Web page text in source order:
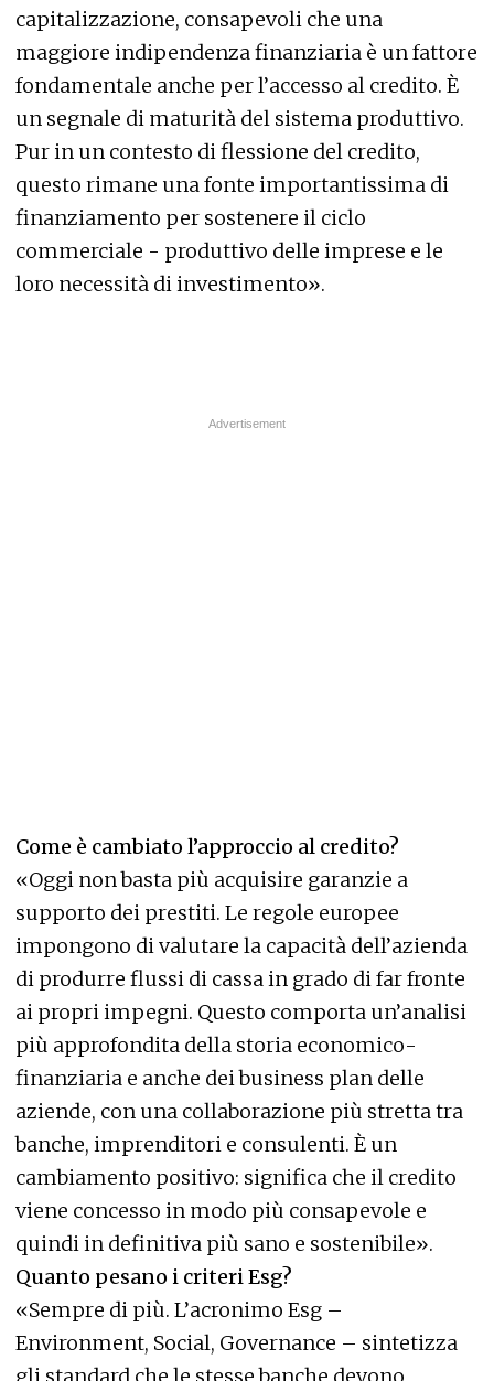
capitalizzazione, consapevoli che una
maggiore indipendenza finanziaria è un fattore
fondamentale anche per l’accesso al credito. È
un segnale di maturità del sistema produttivo.
Pur in un contesto di flessione del credito,
questo rimane una fonte importantissima di
finanziamento per sostenere il ciclo
commerciale - produttivo delle imprese e le
loro necessità di investimento».
Come è cambiato l’approccio al credito?
«Oggi non basta più acquisire garanzie a
supporto dei prestiti. Le regole europee
impongono di valutare la capacità dell’azienda
di produrre flussi di cassa in grado di far fronte
ai propri impegni. Questo comporta un’analisi
più approfondita della storia economico-
finanziaria e anche dei business plan delle
aziende, con una collaborazione più stretta tra
banche, imprenditori e consulenti. È un
cambiamento positivo: significa che il credito
viene concesso in modo più consapevole e
quindi in definitiva più sano e sostenibile».
Quanto pesano i criteri Esg?
«Sempre di più. L’acronimo Esg –
Environment, Social, Governance – sintetizza
gli standard che le stesse banche devono